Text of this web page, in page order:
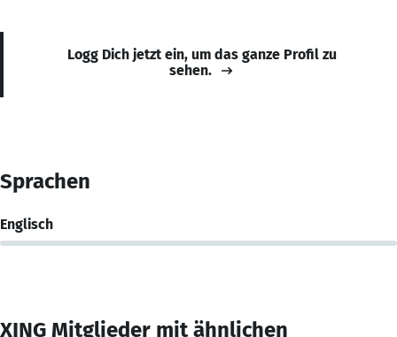
Logg Dich jetzt ein, um das ganze Profil zu
sehen.
Sprachen
Englisch
XING Mitglieder mit ähnlichen